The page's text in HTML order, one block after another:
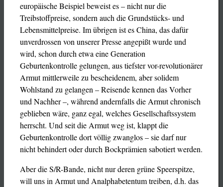
europäische Beispiel beweist es – nicht nur die
Treibstoffpreise, sondern auch die Grundstücks- und
Lebensmittelpreise. Im übrigen ist es China, das dafür
unverdrossen von unserer Presse angepißt wurde und
wird, schon durch etwa eine Generation
Geburtenkontrolle gelungen, aus tiefster vor-revolutionärer
Armut mittlerweile zu bescheidenem, aber solidem
Wohlstand zu gelangen – Reisende kennen das Vorher
und Nachher –, während andernfalls die Armut chronisch
geblieben wäre, ganz egal, welches Gesellschaftssystem
herrscht. Und seit die Armut weg ist, klappt die
Geburtenkontrolle dort völlig zwanglos – sie darf nur
nicht behindert oder durch Bockprämien sabotiert werden.
Aber die S/R-Bande, nicht nur deren grüne Speerspitze,
will uns in Armut und Analphabetentum treiben, d.h. das